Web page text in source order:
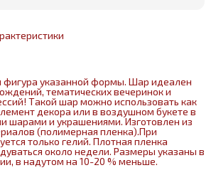
указанной формы. Шар идеален
тематических вечеринок и
Такой шар можно использовать как
декора или в воздушном букете в
шарами и украшениями. Изготовлен из
(полимерная пленка).При
только гелий. Плотная пленка
около недели. Размеры указаны в
в надутом на 10-20 % меньше.